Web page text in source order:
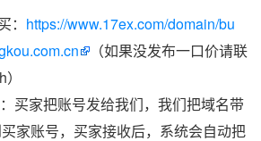
https://www.17ex.com/domain/bu
（如果没发布一口价请联
买家把账号发给我们，我们把域名带
家账号，买家接收后，系统会自动把